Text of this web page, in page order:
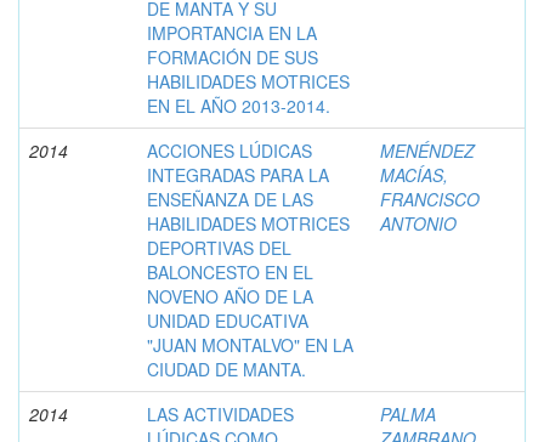
DE MANTA Y SU
IMPORTANCIA EN LA
FORMACIÓN DE SUS
HABILIDADES MOTRICES
EN EL AÑO 2013-2014.
2014
ACCIONES LÚDICAS
INTEGRADAS PARA LA
ENSEÑANZA DE LAS
HABILIDADES MOTRICES
DEPORTIVAS DEL
BALONCESTO EN EL
NOVENO AÑO DE LA
UNIDAD EDUCATIVA
"JUAN MONTALVO" EN LA
CIUDAD DE MANTA.
MENÉNDEZ
MACÍAS,
FRANCISCO
ANTONIO
2014
LAS ACTIVIDADES
PALMA